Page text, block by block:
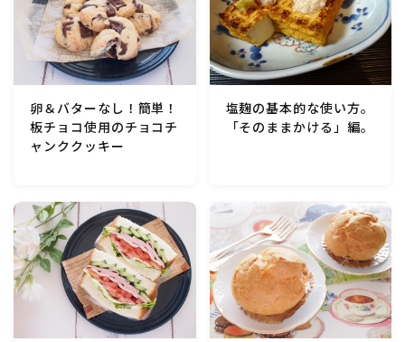
缶詰料理(ツナ・サバ・いわし・ホタテ貝柱・コーン
等)
行事食(おせち・ハロウィン・クリスマス・雛祭り・子
供の日・七夕等)
乾物・海藻・麩料理
お弁当
漬物・ピクルス・保存食・発酵食品
圧力鍋使用の料理
卵＆バターなし！簡単！
板チョコ使用のチョコチ
ャンククッキー
塩麹の基本的な使い方。
「そのままかける」編。